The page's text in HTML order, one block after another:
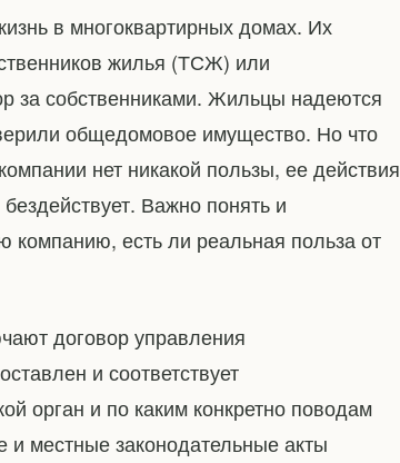
в многоквартирных домах. Их
жилья (ТСЖ) или
за собственниками. Жильцы надеются
общедомовое имущество. Но что
нет никакой пользы, ее действия
Важно понять и
компанию, есть ли реальная польза от
договор управления
и соответствует
орган и по каким конкретно поводам
местные законодательные акты